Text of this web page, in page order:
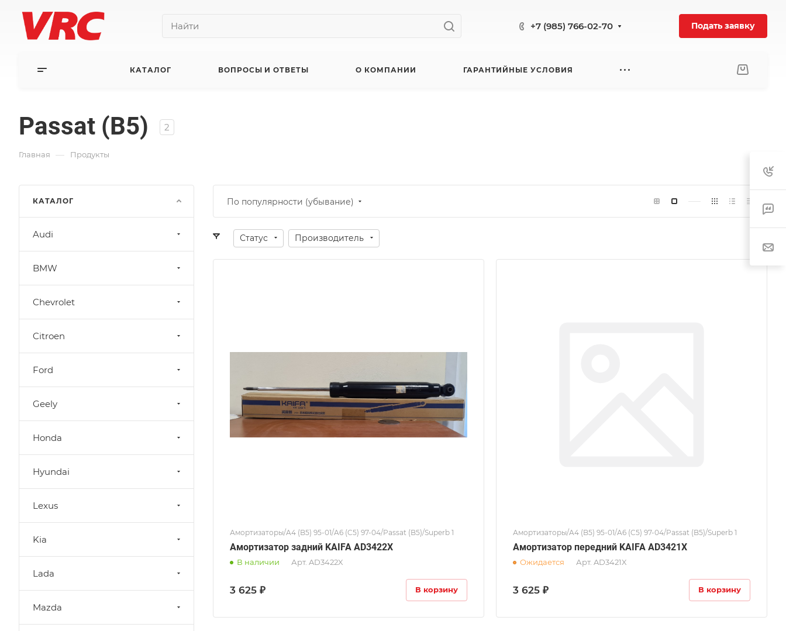
+7 (985) 766-02-70 Подать заявку
КАТАЛОГ ВОПРОСЫ И ОТВЕТЫ О КОМПАНИИ ГАРАНТИЙНЫЕ УСЛОВИЯ
Passat (B5) 2
Главная — Продукты
По популярности (убывание)
Статус Производитель
Амортизаторы/A4 (B5) 95-01/A6 (C5) 97-04/Passat (B5)/Superb 1
Амортизатор задний KAIFA AD3422X
В наличии Арт. AD3422X
3 625 ₽ В корзину
Амортизаторы/A4 (B5) 95-01/A6 (C5) 97-04/Passat (B5)/Superb 1
Амортизатор передний KAIFA AD3421X
Ожидается Арт. AD3421X
3 625 ₽ В корзину
КАТАЛОГ
Audi
BMW
Chevrolet
Citroen
Ford
Geely
Honda
Hyundai
Lexus
Kia
Lada
Mazda